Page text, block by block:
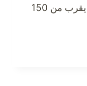
شركة Bare Necessities ما يقرب من 150